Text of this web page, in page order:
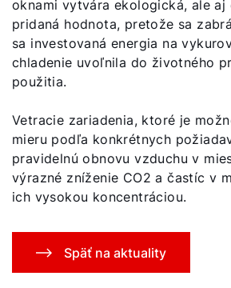
oknami vytvára ekologická, ale aj
pridaná hodnota, pretože sa
sa investovaná energia na
chladenie uvoľnila do životného
použitia.
Vetracie zariadenia, ktoré je
mieru podľa konkrétnych
pravidelnú obnovu vzduchu v
výrazné zníženie CO2 a častíc v
ich vysokou koncentráciou.
Späť na aktuality